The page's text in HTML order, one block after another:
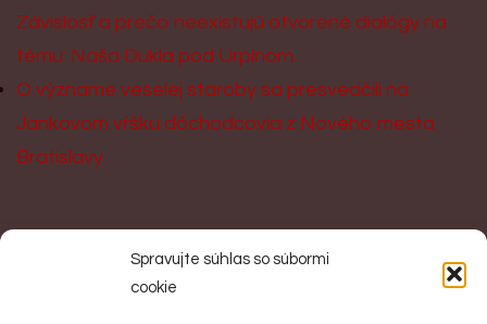
Spravujte súhlas so súbormi
cookie
Závislosť a prečo neexistujú otvorené dialógy na
tému: Naša Dukla pod Urpínom…
O význame veselej staroby sa presvedčili na
Jankovom vŕšku dôchodcovia z Nového mesta
Bratislavy